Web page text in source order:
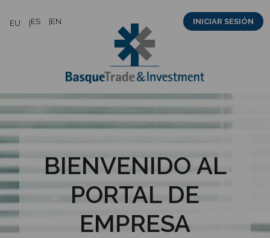
EU ES EN INICIAR SESIÓN
BIENVENIDO AL
PORTAL DE
EMPRESA